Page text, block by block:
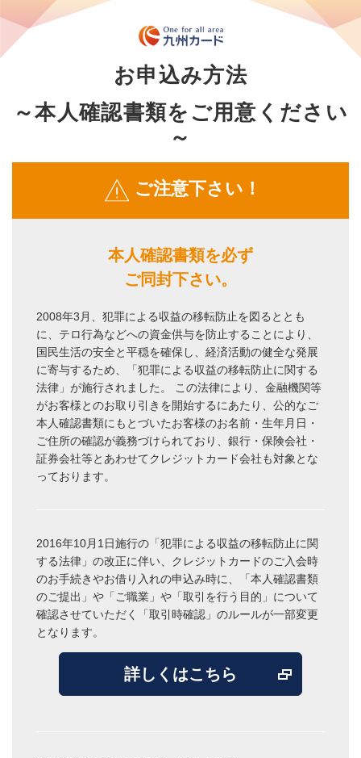
お申込み方法
～本人確認書類をご用意ください
～
ご注意下さい！
本人確認書類を必ず
ご同封下さい。
2008年3月、犯罪による収益の移転防止を図るととも
に、テロ行為などへの資金供与を防止することにより、
国民生活の安全と平穏を確保し、経済活動の健全な発展
に寄与するため、「犯罪による収益の移転防止に関する
法律」が施行されました。 この法律により、金融機関等
がお客様とのお取り引きを開始するにあたり、公的なご
本人確認書類にもとづいたお客様のお名前・生年月日・
ご住所の確認が義務づけられており、銀行・保険会社・
証券会社等とあわせてクレジットカード会社も対象とな
っております。
2016年10月1日施行の「犯罪による収益の移転防止に関
する法律」の改正に伴い、クレジットカードのご入会時
のお手続きやお借り入れの申込み時に、「本人確認書類
のご提出」や「ご職業」や「取引を行う目的」について
確認させていただく「取引時確認」のルールが一部変更
となります。
詳しくはこちら